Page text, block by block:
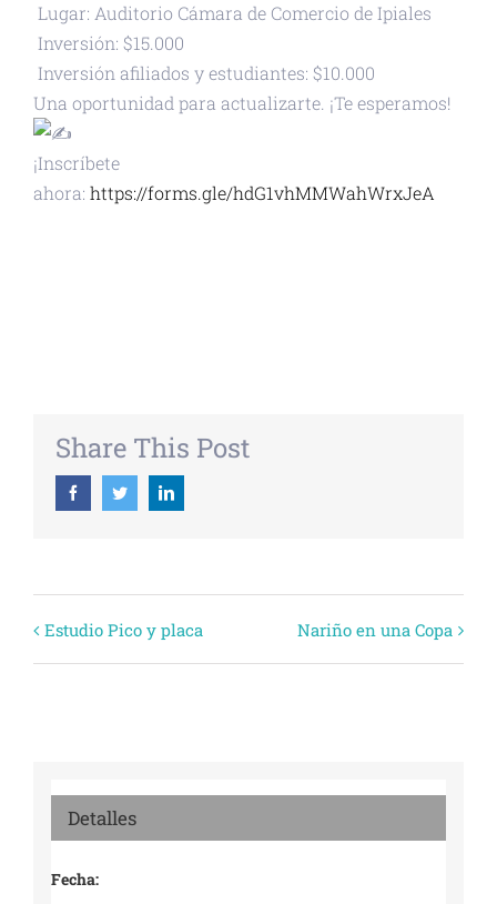
Lugar: Auditorio Cámara de Comercio de Ipiales
Inversión: $15.000
Inversión afiliados y estudiantes: $10.000
Una oportunidad para actualizarte. ¡Te esperamos!
¡Inscríbete
ahora: https://forms.gle/hdG1vhMMWahWrxJeA
Share This Post
FacebookTwitterLinkedin
Evento
Navegación
Estudio Pico y placa Nariño en una Copa
Detalles
Fecha: